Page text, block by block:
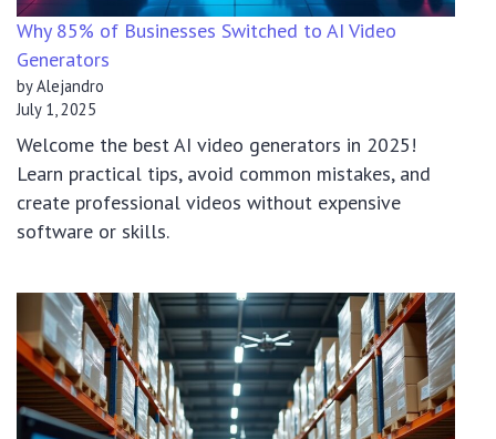
Why 85% of Businesses Switched to AI Video
Generators
by Alejandro
July 1, 2025
Welcome the best AI video generators in 2025!
Learn practical tips, avoid common mistakes, and
create professional videos without expensive
software or skills.